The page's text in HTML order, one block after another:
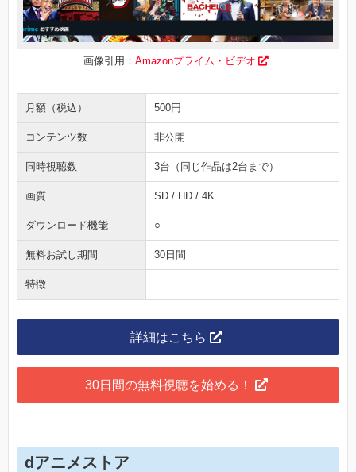
画像引用： Amazonプライム・ビデオ
月額（税込） 500円
コンテンツ数 非公開
同時視聴数 3台（同じ作品は2台まで）
画質 SD / HD / 4K
ダウンロード機能 ○
無料お試し期間 30日間
特徴
詳細はこちら
30日間の無料視聴を始める！
dアニメストア